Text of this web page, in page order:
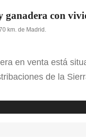
con
km. de Madrid.
en venta está
de la
Esta dehesa de